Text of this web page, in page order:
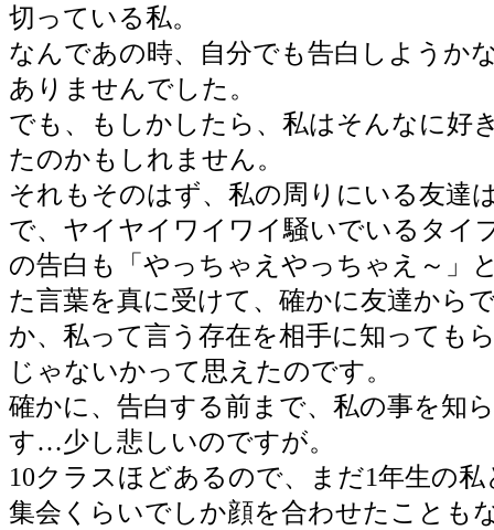
切っている私。
なんであの時、自分でも告白しようか
ありませんでした。
でも、もしかしたら、私はそんなに好
たのかもしれません。
それもそのはず、私の周りにいる友達
で、ヤイヤイワイワイ騒いでいるタイ
の告白も「やっちゃえやっちゃえ～」
た言葉を真に受けて、確かに友達から
か、私って言う存在を相手に知っても
じゃないかって思えたのです。
確かに、告白する前まで、私の事を知
す…少し悲しいのですが。
10クラスほどあるので、まだ1年生の
集会くらいでしか顔を合わせたことも